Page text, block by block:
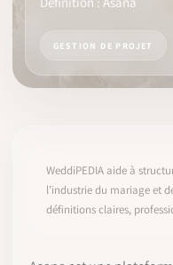
GESTION DE PROJET
WeddiPEDIA aide à
l’industrie du mariage et
définitions claires,